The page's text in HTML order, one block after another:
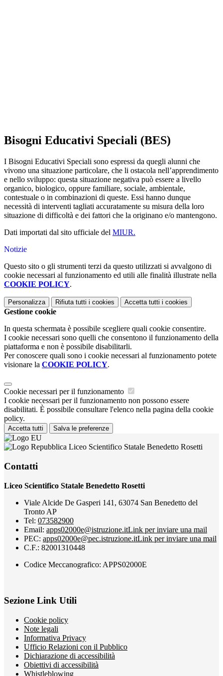
Bisogni Educativi Speciali (BES)
I Bisogni Educativi Speciali sono espressi da quegli alunni che
vivono una situazione particolare, che li ostacola nell’apprendimento
e nello sviluppo: questa situazione negativa può essere a livello
organico, biologico, oppure familiare, sociale, ambientale,
contestuale o in combinazioni di queste. Essi hanno dunque
necessità di interventi tagliati accuratamente su misura della loro
situazione di difficoltà e dei fattori che la originano e/o mantengono.
Dati importati dal sito ufficiale del MIUR.
Notizie
Questo sito o gli strumenti terzi da questo utilizzati si avvalgono di
cookie necessari al funzionamento ed utili alle finalità illustrate nella
COOKIE POLICY.
Personalizza Rifiuta tutti i cookies Accetta tutti i cookies
Gestione cookie
In questa schermata è possibile scegliere quali cookie consentire.
I cookie necessari sono quelli che consentono il funzionamento della
piattaforma e non è possibile disabilitarli.
Per conoscere quali sono i cookie necessari al funzionamento potete
visionare la COOKIE POLICY.
Cookie necessari per il funzionamento
I cookie necessari per il funzionamento non possono essere
disabilitati. È possibile consultare l'elenco nella pagina della cookie
policy.
Accetta tutti Salva le preferenze
Liceo Scientifico Statale Benedetto Rosetti
Contatti
Liceo Scientifico Statale Benedetto Rosetti
Viale Alcide De Gasperi 141, 63074 San Benedetto del
Tronto AP
Tel: 073582900
Email: apps02000e@istruzione.itLink per inviare una mail
PEC: apps02000e@pec.istruzione.itLink per inviare una mail
C.F.: 82001310448
Codice Meccanografico: APPS02000E
Sezione Link Utili
Cookie policy
Note legali
Informativa Privacy
Ufficio Relazioni con il Pubblico
Dichiarazione di accessibilità
Obiettivi di accessibilità
Whistleblowing